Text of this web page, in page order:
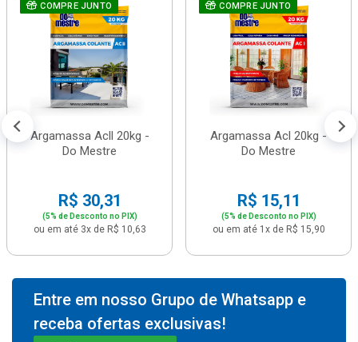
COMPRE JUNTO
Argamassa Acll 20kg -
Do Mestre
R$ 30,31
(5% de Desconto no PIX)
ou em até 3x de R$ 10,63
COMPRE JUNTO
Argamassa Acl 20kg -
Do Mestre
R$ 15,11
(5% de Desconto no PIX)
ou em até 1x de R$ 15,90
Entre em nosso Grupo de Whatsapp e
receba ofertas exclusivas!